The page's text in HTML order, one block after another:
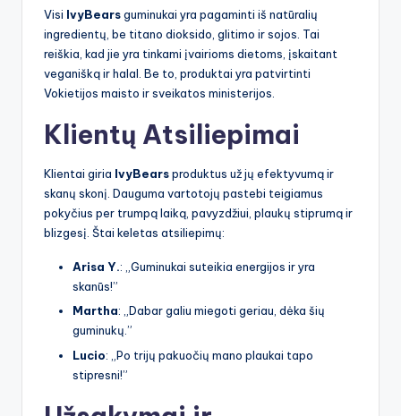
Visi IvyBearsguminukai yra pagaminti iš natūralių
ingredientų, be titano dioksido, glitimo ir sojos. Tai
reiškia, kad jie yra tinkami įvairioms dietoms, įskaitant
veganišką ir halal. Be to, produktai yra patvirtinti
Vokietijos maisto ir sveikatos ministerijos.
Klientų Atsiliepimai
Klientai giria IvyBearsproduktus už jų efektyvumą ir
skanų skonį. Dauguma vartotojų pastebi teigiamus
pokyčius per trumpą laiką, pavyzdžiui, plaukų stiprumą ir
blizgesį. Štai keletas atsiliepimų:
Arisa Y.: „Guminukai suteikia energijos ir yra
skanūs!”
Martha: „Dabar galiu miegoti geriau, dėka šių
guminukų.”
Lucio: „Po trijų pakuočių mano plaukai tapo
stipresni!”